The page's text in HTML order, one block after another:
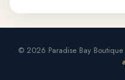
© 2026 Paradise Bay Boutique